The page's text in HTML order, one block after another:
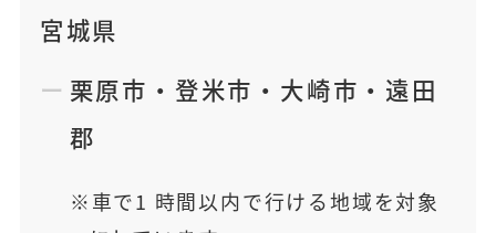
宮城県
栗原市 ・ 登米市 ・ 大崎市 ・ 遠田
郡
車で1 時間以内で行ける地域を対象